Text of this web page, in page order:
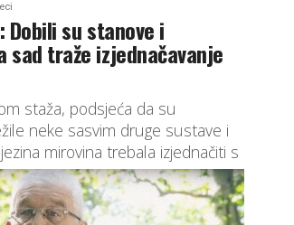
su stanove i
sad traže izjednačavanje
staža, podsjeća da su
neke sasvim druge sustave i
mirovina trebala izjednačiti s